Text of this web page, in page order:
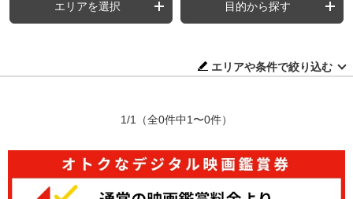
エリアを選択 目的から探す
エリアや条件で絞り込む
1/1 （全0件中1〜0件）